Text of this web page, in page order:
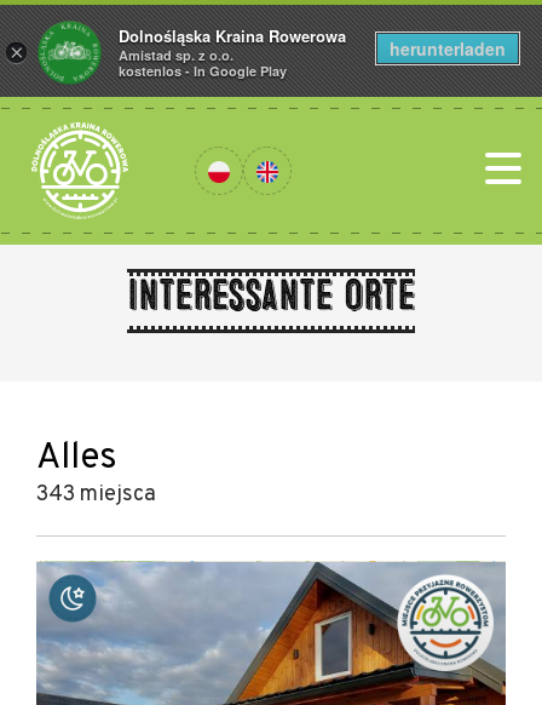
Interessante Orte
Alles
343 miejsca
+
−
×
Dolnośląska Kraina Rowerowa
Amistad sp. z o.o.
kostenlos - In Google Play
herunterladen